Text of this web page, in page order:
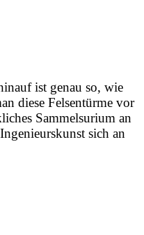
ist genau so, wie
diese Felsentürme vor
Sammelsurium an
sich an